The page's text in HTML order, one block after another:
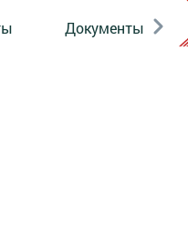
Документы